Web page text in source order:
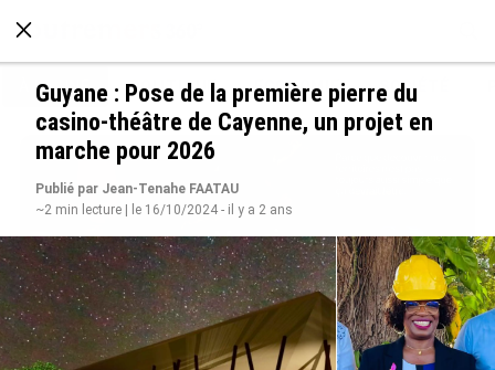
À LA UNE POLITIQUE ECONOMIE SOCIÉTÉ
Guyane : Pose de la première pierre du
casino-théâtre de Cayenne, un projet en
marche pour 2026
Publié par Jean-Tenahe FAATAU
~2 min lecture | le 16/10/2024 - il y a 2 ans